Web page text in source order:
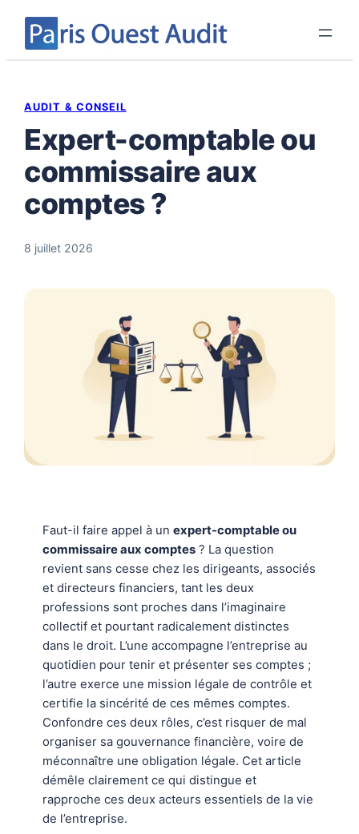
Aller
contenu
AUDIT & CONSEIL
Expert-comptable ou
commissaire aux
comptes ?
8 juillet 2026
Faut-il faire appel à un expert-comptable ou
commissaire aux comptes? La question
revient sans cesse chez les dirigeants, associés
et directeurs financiers, tant les deux
professions sont proches dans l’imaginaire
collectif et pourtant radicalement distinctes
dans le droit. L’une accompagne l’entreprise au
quotidien pour tenir et présenter ses comptes ;
l’autre exerce une mission légale de contrôle et
certifie la sincérité de ces mêmes comptes.
Confondre ces deux rôles, c’est risquer de mal
organiser sa gouvernance financière, voire de
méconnaître une obligation légale. Cet article
démêle clairement ce qui distingue et
rapproche ces deux acteurs essentiels de la vie
de l’entreprise.